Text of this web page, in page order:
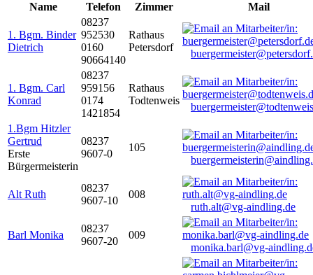
Name
Telefon Zimmer Mail
1. Bgm. Binder
Dietrich
08237
952530
0160
90664140
Rathaus
Petersdorf
1. Bgm. Carl
Konrad
08237
959156
0174
1421854
Rathaus
Todtenweis
1.Bgm Hitzler
Gertrud
Erste
Bürgermeisterin
08237
9607-0
105
Alt Ruth
08237
9607-10
008
ruth.alt@vg-aindling.de
Barl Monika
08237
9607-20
009
monika.barl@vg-